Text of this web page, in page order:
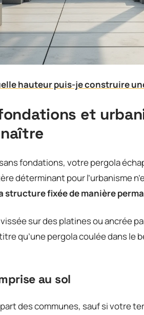
hauteur puis-je construire
et
fondations, votre pergola
déterminant pour l’urbanisme
structure fixée de manière
sur des platines ou ancrée
qu’une pergola coulée dans le
au sol
des communes, sauf si votre